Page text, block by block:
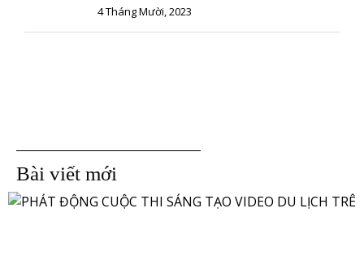
4 Tháng Mười, 2023
Bài viết mới